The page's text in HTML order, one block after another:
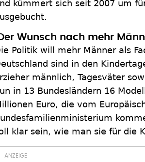
kümmert sich seit 2007 um
Wunsch nach mehr
Politik will mehr Männer als
sind in den
männlich, Tagesväter
in 13 Bundesländern 16
Euro, die vom
klar sein, wie man sie für die